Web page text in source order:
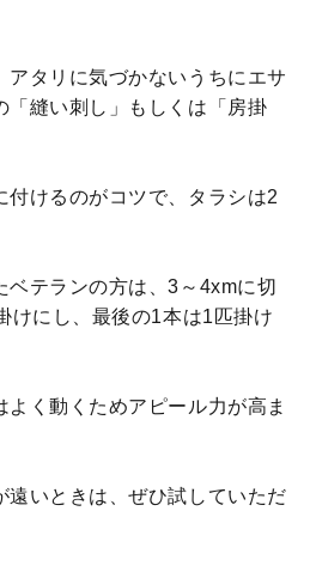
アタリに気づかないうちにエサ
「縫い刺し」もしくは「房掛
付けるのがコツで、タラシは2
ベテランの方は、3～4xmに切
けにし、最後の1本は1匹掛け
く動くためアピール力が高ま
遠いときは、ぜひ試していただ